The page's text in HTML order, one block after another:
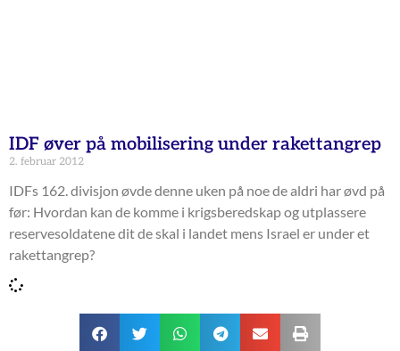
IDF øver på mobilisering under rakettangrep
2. februar 2012
IDFs 162. divisjon øvde denne uken på noe de aldri har øvd på
før: Hvordan kan de komme i krigsberedskap og utplassere
reservesoldatene dit de skal i landet mens Israel er under et
rakettangrep?